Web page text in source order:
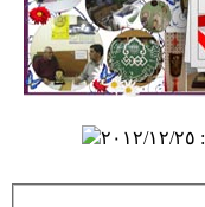
: ٢٠١٢/١٢/٢٥